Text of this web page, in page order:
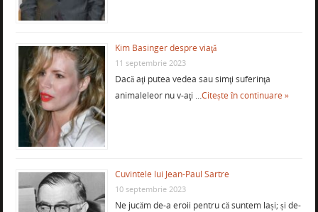
Kim Basinger despre viaţă
11 septembrie 2023
Dacă aţi putea vedea sau simţi suferinţa
animaleleor nu v-aţi …Citește în continuare »
Cuvintele lui Jean-Paul Sartre
10 septembrie 2023
Ne jucăm de-a eroii pentru că suntem lași; și de-